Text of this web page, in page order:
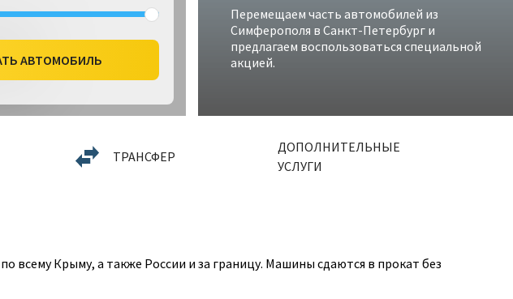
АВТОМОБИЛЬ
Перемещаем часть автомобилей из
Симферополя в Санкт-Петербург и
предлагаем воспользоваться специальной
акцией.
ТРАНСФЕР
ДОПОЛНИТЕЛЬНЫЕ
УСЛУГИ
всему Крыму, а также России и за границу. Машины сдаются в прокат без